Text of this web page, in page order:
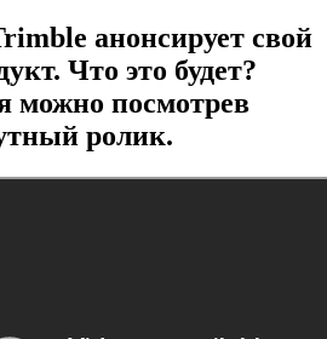
анонсирует свой
Что это будет?
можно посмотрев
ролик.